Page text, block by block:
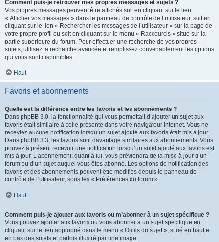
Comment puis-je retrouver mes propres messages et sujets ?
Vos propres messages peuvent être affichés soit en cliquant sur le lien
« Afficher vos messages » dans le panneau de contrôle de l’utilisateur, soit en
cliquant sur le lien « Rechercher les messages de l’utilisateur » sur la page de
votre propre profil ou soit en cliquant sur le menu « Raccourcis » situé sur la
partie supérieure du forum. Pour effectuer une recherche de vos propres
sujets, utilisez la recherche avancée et remplissez convenablement les options
qui vous sont disponibles.
Haut
Favoris et abonnements
Quelle est la différence entre les favoris et les abonnements ?
Dans phpBB 3.0, la fonctionnalité qui vous permettait d’ajouter un sujet aux
favoris était similaire à celle présente dans votre navigateur internet. Vous ne
receviez aucune notification lorsqu’un sujet ajouté aux favoris était mis à jour.
Dans phpBB 3.3, les favoris sont davantage similaires aux abonnements. Vous
pouvez à présent recevoir une notification lorsqu’un sujet ajouté aux favoris est
mis à jour. L’abonnement, quant à lui, vous préviendra de la mise à jour d’un
forum ou d’un sujet auquel vous êtes abonné. Les options de notification des
favoris et des abonnements peuvent être modifiés depuis le panneau de
contrôle de l’utilisateur, sous les « Préférences du forum ».
Haut
Comment puis-je ajouter aux favoris ou m’abonner à un sujet spécifique ?
Vous pouvez ajouter aux favoris ou vous abonner à un sujet spécifique en
cliquant sur le lien approprié dans le menu « Outils du sujet », situé en haut et
en bas des sujets et parfois illustré par une image.